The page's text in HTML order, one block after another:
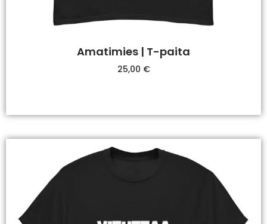
Amatimies | T-paita
25,00 €